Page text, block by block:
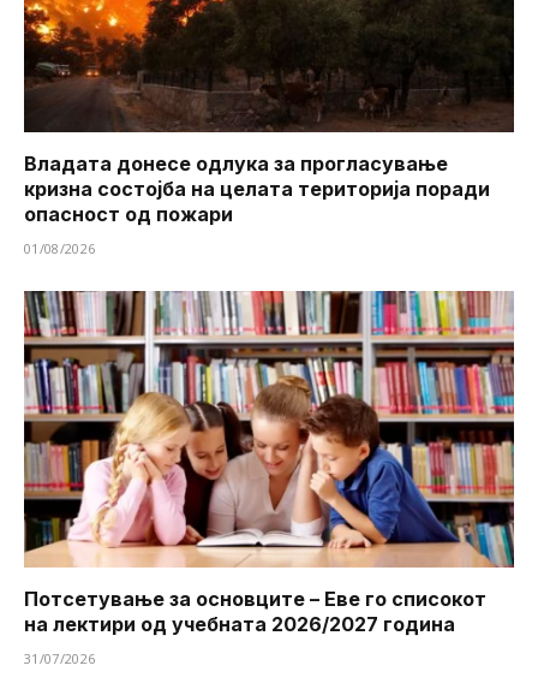
Владата донесе одлука за прогласување
кризна состојба на целата територија поради
опасност од пожари
01/08/2026
Потсетување за основците – Еве го списокот
на лектири од учебната 2026/2027 година
31/07/2026